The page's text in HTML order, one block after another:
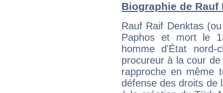
Biographie de Rauf
Rauf Raif Denktas
Paphos et mort le
homme d'État
procureur à la cour
rapproche en même
défense des droits de